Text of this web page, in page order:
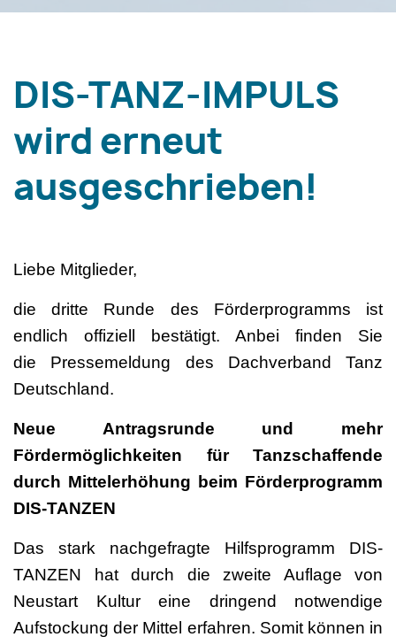
DIS-TANZ-IMPULS
wird erneut
ausgeschrieben!
Liebe Mitglieder,
die dritte Runde des Förderprogramms ist
endlich offiziell bestätigt. Anbei finden Sie
die Pressemeldung des Dachverband Tanz
Deutschland.
Neue Antragsrunde und mehr
Fördermöglichkeiten für Tanzschaffende
durch Mittelerhöhung beim Förderprogramm
DIS-TANZEN
Das stark nachgefragte Hilfsprogramm DIS-
TANZEN hat durch die zweite Auflage von
Neustart Kultur eine dringend notwendige
Aufstockung der Mittel erfahren. Somit können in